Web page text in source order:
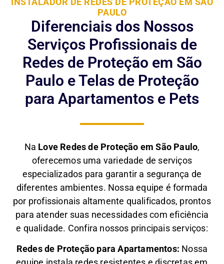
PAULO
Diferenciais dos Nossos
Serviços Profissionais de
Redes de Proteção em São
Paulo e Telas de Proteção
para Apartamentos e Pets
Na Love Redes de Proteção em São Paulo,
oferecemos uma variedade de serviços
especializados para garantir a segurança de
diferentes ambientes. Nossa equipe é formada
por profissionais altamente qualificados, prontos
para atender suas necessidades com eficiência
e qualidade. Confira nossos principais serviços:
Redes de Proteção para Apartamentos: Nossa